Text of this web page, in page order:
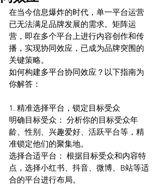
在当今信息爆炸的时代，单一平台运营
已无法满足品牌发展的需求。矩阵运
营，即在多个平台上进行内容创作和传
播，实现协同效应，已成为品牌突围的
关键策略。
如何构建多平台协同效应？以下指南为
你解答：
1. 精准选择平台，锁定目标受众
明确目标受众： 分析你的目标受众年
龄、性别、兴趣爱好、活跃平台等，精
准锁定他们的聚集地。
选择合适平台： 根据目标受众和内容特
点，选择小红书、抖音、微博、B站等适
合的平台进行布局。